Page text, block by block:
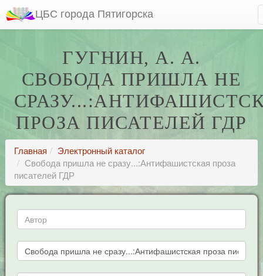
ЦБС города Пятигорска
ГУГНИН, А. А.
СВОБОДА ПРИШЛА НЕ
ПРОЗА ПИСАТЕЛЕЙ ГДР
Главная
Электронный каталог
Свобода пришла не сразу...:Антифашистская проза
писателей ГДР